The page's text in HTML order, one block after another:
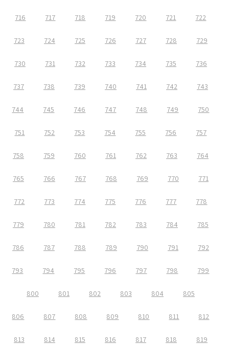
716 717 718 719 720 721 722
723 724 725 726 727 728 729
730 731 732 733 734 735 736
737 738 739 740 741 742 743
744 745 746 747 748 749 750
751 752 753 754 755 756 757
758 759 760 761 762 763 764
765 766 767 768 769 770 771
772 773 774 775 776 777 778
779 780 781 782 783 784 785
786 787 788 789 790 791 792
793 794 795 796 797 798 799
800 801 802 803 804 805
806 807 808 809 810 811 812
813 814 815 816 817 818 819